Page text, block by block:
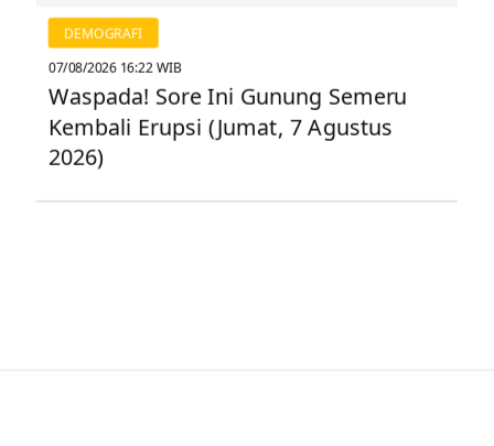
EKONOMI & MAKRO
07/08/2026 16:18 WIB
Harga Beras Kualitas Bawah II di
Pasar Tradisional Riau Hari Ini Naik ke
Rp14 Ribu , Update 06 Agustus 2026